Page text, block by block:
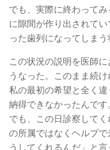
でも、実際に終わって
に隙間が作り出されて
った歯列になってしまう
この状況の説明を医師
うなった。このまま続
私の最初の希望と全く
納得できなかったんです
でも、この日診察して
の所属ではなくヘルプ
うしてくれるんだ」と